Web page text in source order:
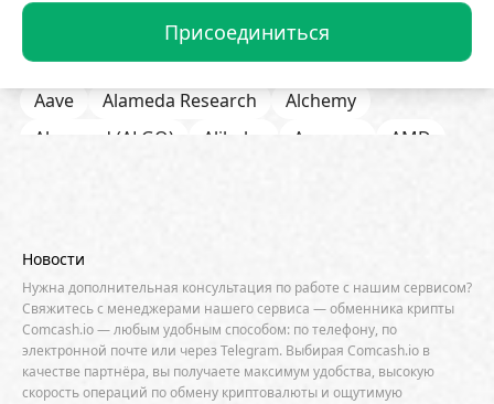
Присоединиться
Все Новости 1inch 21Shares
a16zcrypto
Aave
Alameda Research
Alchemy
Algorand (ALGO)
Alibaba Amazon
AMD
Aster
Binance
BIS Bitcoin Core
Bitcoin Pizza Day
Bitfarms
Bitfinex Bitget
Bithumb
BitMEX
BitOK Bitwise BlackRock
Block
Новости
Нужна дополнительная консультация по работе с нашим сервисом?
Свяжитесь с менеджерами нашего сервиса — обменника крипты
Comcash.io — любым удобным способом: по телефону, по
электронной почте или через Telegram. Выбирая Comcash.io в
качестве партнёра, вы получаете максимум удобства, высокую
скорость операций по обмену криптовалюты и ощутимую